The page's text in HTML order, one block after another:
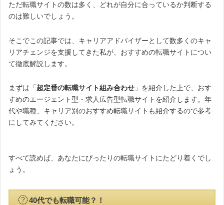
ただ転職サイトの数は多く、どれが自分に合っているか判断する
のは難しいでしょう。
そこでこの記事では、キャリアアドバイザーとして数多くのキャ
リアチェンジを支援してきた私が、おすすめの転職サイトについ
て徹底解説します。
まずは「超定番の転職サイト組み合わせ 」を紹介した上で、おす
すめのエージェント型・求人広告型転職サイトを紹介します。年
代や職種、キャリア別のおすすめ転職サイトも紹介するので参考
にしてみてください。
すべて読めば、あなたにぴったりの転職サイトにたどり着くでし
ょう。
40代でも転職可能？！